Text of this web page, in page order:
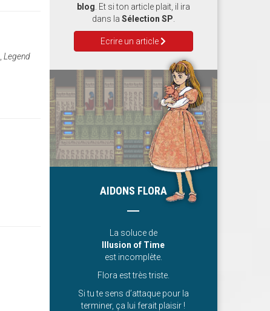
,Legend
blog . Et si ton article plait, il ira
dans la Sélection SP
Ecrire un article
AIDONS FLORA
La soluce de
Illusion of Time
est incomplète.
Flora est très triste.
Si tu te sens d’attaque pour la
terminer, ça lui ferait plaisir !